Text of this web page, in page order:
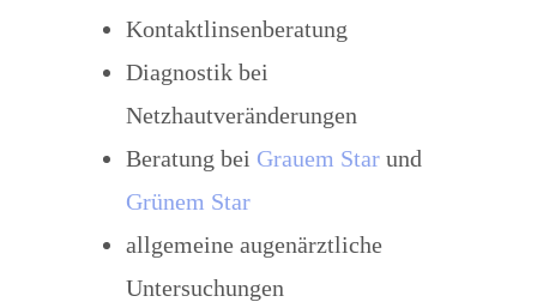
Kontaktlinsenberatung
Diagnostik bei
Netzhautveränderungen
Beratung bei Grauem Starund
Grünem Star
allgemeine augenärztliche
Untersuchungen